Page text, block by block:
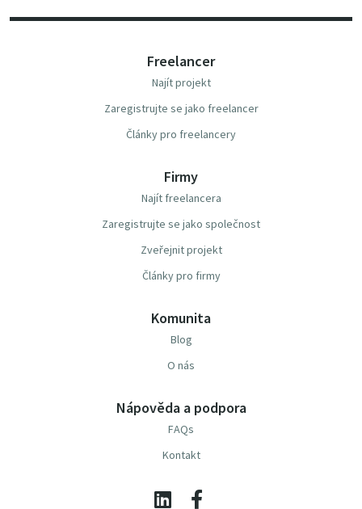
Freelancer
Najít projekt
Zaregistrujte se jako freelancer
Články pro freelancery
Firmy
Najít freelancera
Zaregistrujte se jako společnost
Zveřejnit projekt
Články pro firmy
Komunita
Blog
O nás
Nápověda a podpora
FAQs
Kontakt